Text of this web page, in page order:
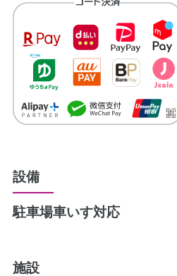
設備
駐車場車いす対応
施設